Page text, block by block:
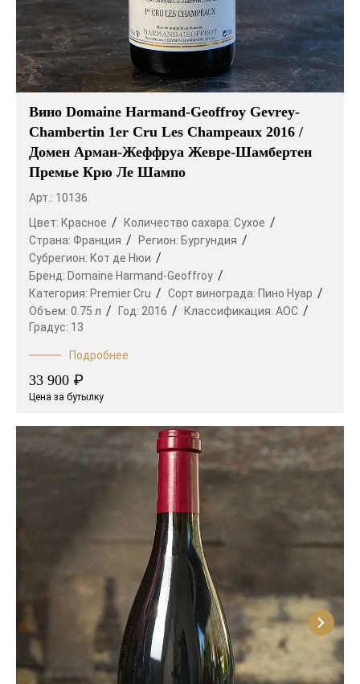
Вино Domaine Harmand-Geoffroy Gevrey-
Chambertin 1er Cru Les Champeaux 2016 /
Домен Арман-Жеффруа Жевре-Шамбертен
Премье Крю Ле Шампо
Арт.: 10136
Цвет: Красное Количество сахара: Сухое
Страна: Франция Регион: Бургундия
Субрегион: Кот де Нюи
Бренд: Domaine Harmand-Geoffroy
Категория: Premier Cru Сорт винограда: Пино Нуар
Объем: 0.75 л Год: 2016 Классификация: AOC
Градус: 13
Подробнее
33 900 ₽
Цена за бутылку